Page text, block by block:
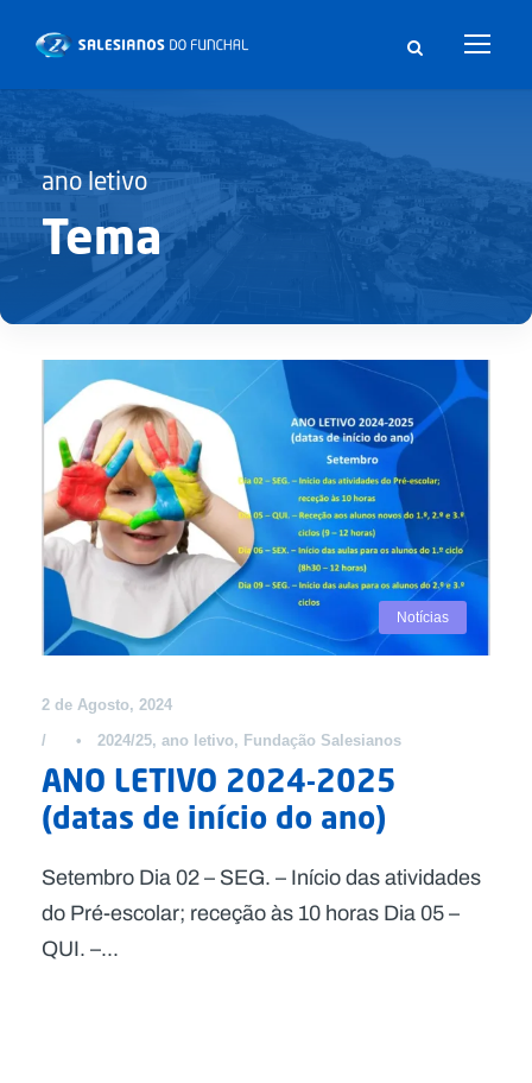
ano letivo
Tema
Notícias
2 de Agosto, 2024
•
2024/25, ano letivo, Fundação Salesianos
ANO LETIVO 2024-2025
(datas de início do ano)
Setembro Dia 02 – SEG. – Início das atividades
do Pré-escolar; receção às 10 horas Dia 05 –
QUI. –...